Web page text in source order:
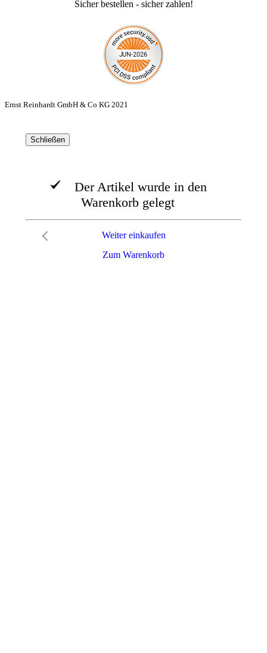
Sicher bestellen - sicher zahlen!
Ernst Reinhardt GmbH & Co KG 2021
Schließen
Der Artikel wurde in den
Warenkorb gelegt
Zum Warenkorb
Weiter einkaufen